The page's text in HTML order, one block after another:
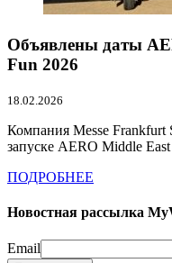
Объявлены даты
Fun 2026
18.02.2026
Компания Messe Frankfurt
запуске AERO Middle
ПОДРОБНЕЕ
Новостная рассылка
Email